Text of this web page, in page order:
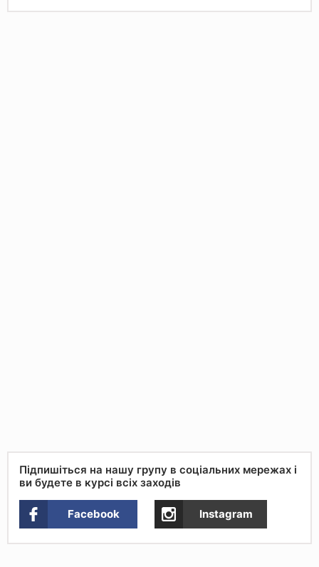
Підпишіться на нашу групу в соціальних мережах і
ви будете в курсі всіх заходів
Facebook Instagram